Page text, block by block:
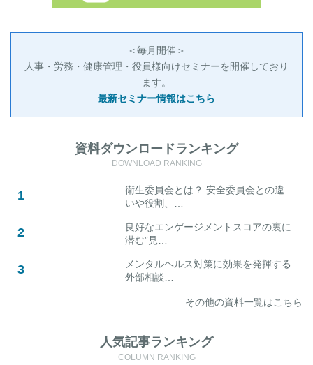
＜毎月開催＞
人事・労務・健康管理・役員様向けセミナーを開催しており
ます。
最新セミナー情報はこちら
資料ダウンロードランキング
DOWNLOAD RANKING
衛生委員会とは？ 安全委員会との違
いや役割、…
良好なエンゲージメントスコアの裏に
潜む”見…
メンタルヘルス対策に効果を発揮する
外部相談…
その他の資料一覧はこちら
人気記事ランキング
COLUMN RANKING